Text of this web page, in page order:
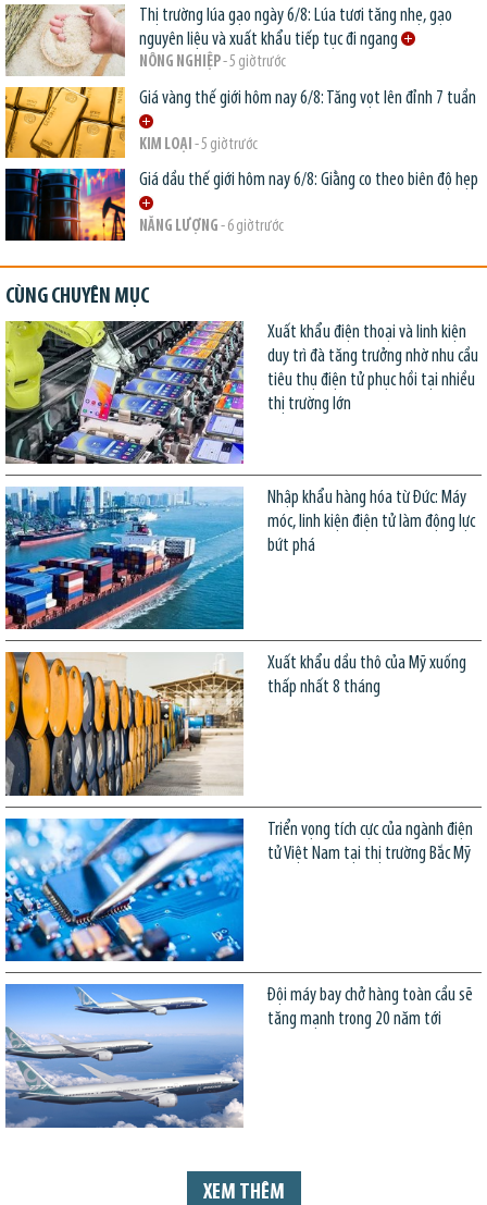
Thị trường lúa gạo ngày 6/8: Lúa tươi tăng nhẹ, gạo
nguyên liệu và xuất khẩu tiếp tục đi ngang
NÔNG NGHIỆP- 5 giờ trước
Giá vàng thế giới hôm nay 6/8: Tăng vọt lên đỉnh 7 tuần
KIM LOẠI - 5 giờ trước
Giá dầu thế giới hôm nay 6/8: Giằng co theo biên độ hẹp
NĂNG LƯỢNG - 6 giờ trước
CÙNG CHUYÊN MỤC
Xuất khẩu điện thoại và linh kiện
duy trì đà tăng trưởng nhờ nhu cầu
tiêu thụ điện tử phục hồi tại nhiều
thị trường lớn
Nhập khẩu hàng hóa từ Đức: Máy
móc, linh kiện điện tử làm động lực
bứt phá
Xuất khẩu dầu thô của Mỹ xuống
thấp nhất 8 tháng
Triển vọng tích cực của ngành điện
tử Việt Nam tại thị trường Bắc Mỹ
Đội máy bay chở hàng toàn cầu sẽ
tăng mạnh trong 20 năm tới
XEM THÊM